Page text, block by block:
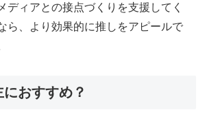
ディアとの接点づくりを支援してく
ら、より効果的に推しをアピールで
おすすめ？